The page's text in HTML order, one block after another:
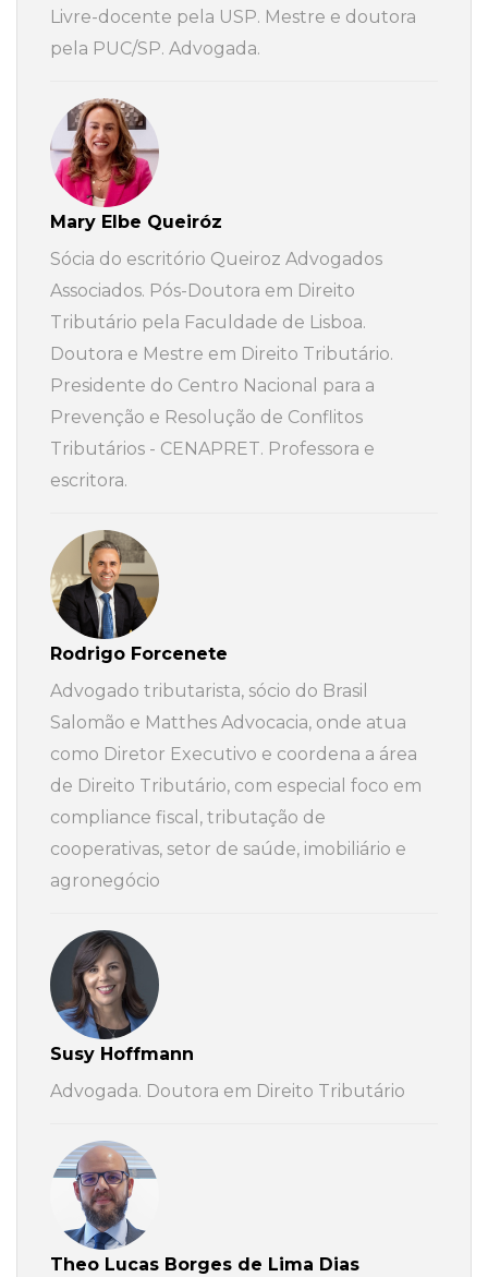
Livre-docente pela USP. Mestre e doutora
pela PUC/SP. Advogada.
Mary Elbe Queiróz
Sócia do escritório Queiroz Advogados
Associados. Pós-Doutora em Direito
Tributário pela Faculdade de Lisboa.
Doutora e Mestre em Direito Tributário.
Presidente do Centro Nacional para a
Prevenção e Resolução de Conflitos
Tributários - CENAPRET. Professora e
escritora.
Rodrigo Forcenete
Advogado tributarista, sócio do Brasil
Salomão e Matthes Advocacia, onde atua
como Diretor Executivo e coordena a área
de Direito Tributário, com especial foco em
compliance fiscal, tributação de
cooperativas, setor de saúde, imobiliário e
agronegócio
Susy Hoffmann
Advogada. Doutora em Direito Tributário
Theo Lucas Borges de Lima Dias